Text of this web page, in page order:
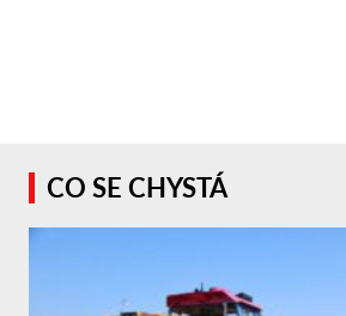
CO SE CHYSTÁ